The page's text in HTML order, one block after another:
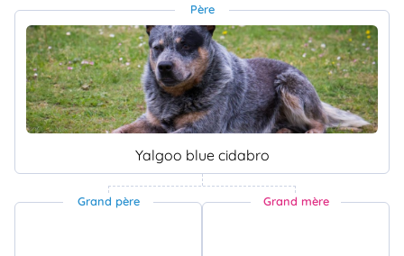
Père
Yalgoo blue cidabro
Grand père Grand mère